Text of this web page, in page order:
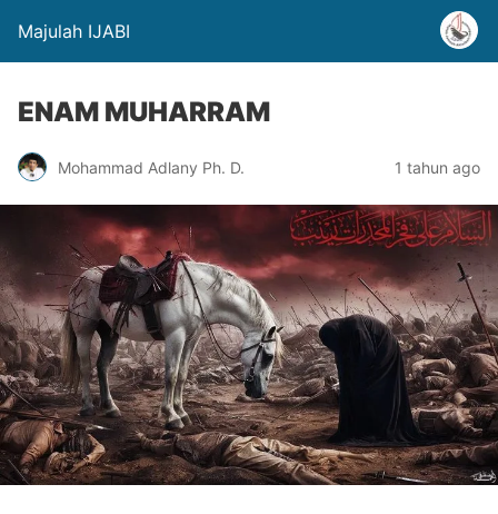
Majulah IJABI
ENAM MUHARRAM
Mohammad Adlany Ph. D. 1 tahun ago